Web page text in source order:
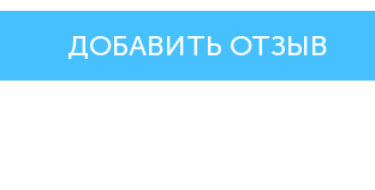
ДОБАВИТЬ ОТЗЫВ